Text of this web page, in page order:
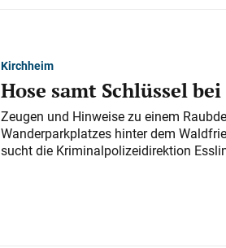
Kirchheim
Hose samt Schlüssel
Zeugen und Hinweise zu einem
Wanderparkplatzes hinter dem
sucht die Kriminalpolizeidirektion